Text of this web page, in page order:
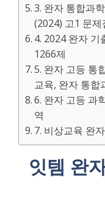
3. 완자 통합과
(2024) 고1 문제
4. 2024 완자 기
1266제
5. 완자 고등 통
교육, 완자 통합
6. 완자 고등 과
역
7. 비상교육 완
잇템 완